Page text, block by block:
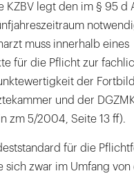
KZBV legt den im § 95 d
muss innerhalb eines
für die Pflicht zur
der
und der
zm 5/2004, Seite 13 ff).
für die
sich zwar im Umfang